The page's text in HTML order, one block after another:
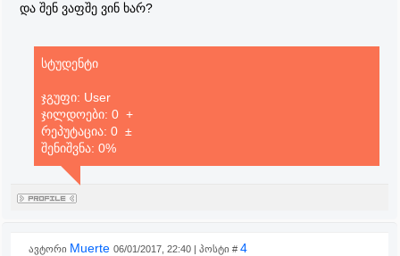
და შენ ვაფშე ვინ ხარ?
სტუდენტი
ჯგუფი: User
ჯილდოები: 0 +
რეპუტაცია: 0 ±
შენიშვნა: 0%
ავტორი Muerte 06/01/2017, 22:40 | პოსტი # 4